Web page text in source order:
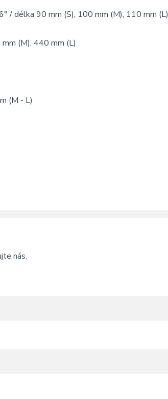
/ délka 90 mm (S), 100 mm (M), 110 mm (L)
(M), 440 mm (L)
(M - L)
nás.